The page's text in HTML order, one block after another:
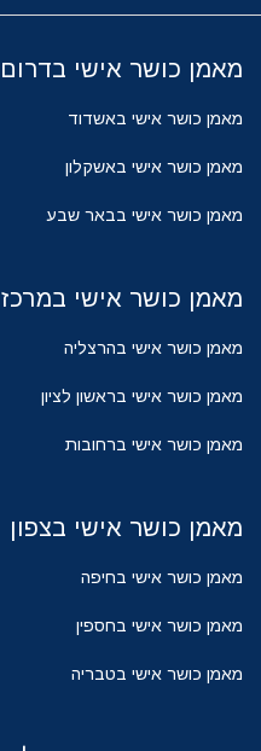
מאמן כושר אישי בדרום
מאמן כושר אישי באשדוד
מאמן כושר אישי באשקלון
מאמן כושר אישי בבאר שבע
מאמן כושר אישי במרכז
מאמן כושר אישי בהרצליה
מאמן כושר אישי בראשון לציון
מאמן כושר אישי ברחובות
מאמן כושר אישי בצפון
מאמן כושר אישי בחיפה
מאמן כושר אישי בחספין
מאמן כושר אישי בטבריה